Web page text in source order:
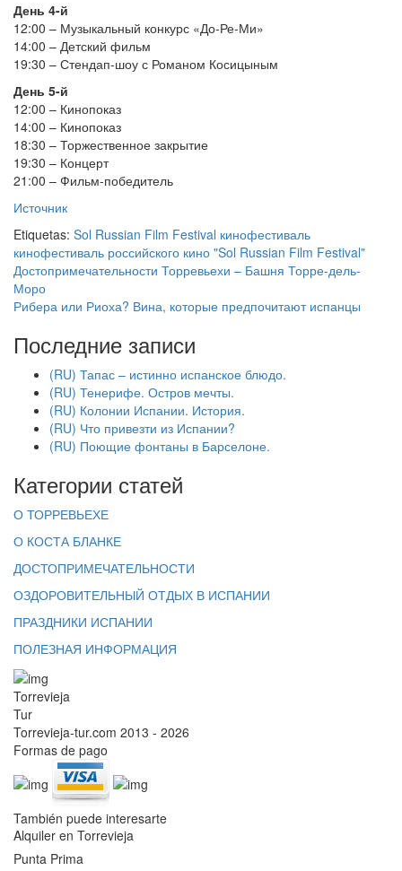
День 4-й
12:00 – Музыкальный конкурс «До-Ре-Ми»
14:00 – Детский фильм
19:30 – Стендап-шоу с Романом Косицыным
День 5-й
12:00 – Кинопоказ
14:00 – Кинопоказ
18:30 – Торжественное закрытие
19:30 – Концерт
21:00 – Фильм-победитель
Источник
Etiquetas: Sol Russian Film Festival кинофестиваль
кинофестиваль российского кино "Sol Russian Film Festival"
Достопримечательности Торревьехи – Башня Торре-дель-
Моро
Рибера или Риоха? Вина, которые предпочитают испанцы
Последние записи
(RU) Тапас – истинно испанское блюдо.
(RU) Тенерифе. Остров мечты.
(RU) Колонии Испании. История.
(RU) Что привезти из Испании?
(RU) Поющие фонтаны в Барселоне.
Категории статей
О ТОРРЕВЬЕХЕ
О КОСТА БЛАНКЕ
ДОСТОПРИМЕЧАТЕЛЬНОСТИ
ОЗДОРОВИТЕЛЬНЫЙ ОТДЫХ В ИСПАНИИ
ПРАЗДНИКИ ИСПАНИИ
ПОЛЕЗНАЯ ИНФОРМАЦИЯ
Torrevieja
Tur
Torrevieja-tur.com 2013 - 2026
Formas de pago
También puede interesarte
Alquiler en Torrevieja
Punta Prima